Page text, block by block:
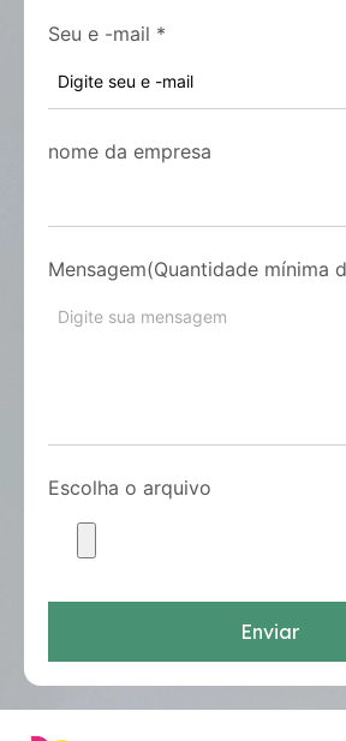
Seu e -mail *
nome da empresa
Mensagem(Quantidade mínima
Escolha o arquivo
Enviar